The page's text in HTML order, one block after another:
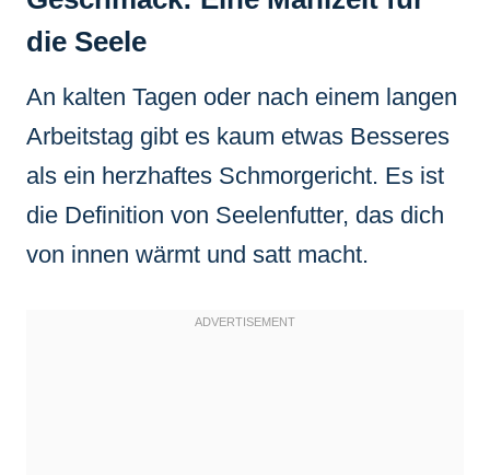
die Seele
An kalten Tagen oder nach einem langen
Arbeitstag gibt es kaum etwas Besseres
als ein herzhaftes Schmorgericht. Es ist
die Definition von Seelenfutter, das dich
von innen wärmt und satt macht.